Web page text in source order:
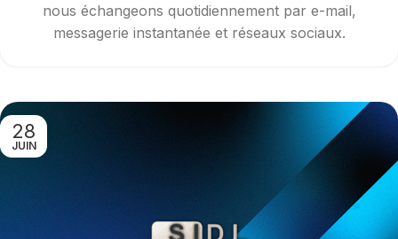
nous échangeons quotidiennement par e-mail,
messagerie instantanée et réseaux sociaux.
28
JUIN